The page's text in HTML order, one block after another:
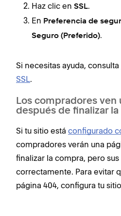
Haz clic en SSL.
En Preferencia de
Seguro (Preferido).
Si necesitas ayuda, consulta
SSL.
Los compradores ven
después de finalizar
Si tu sitio está configurado
compradores verán una
finalizar la compra, pero
correctamente. Para evitar
página 404, configura tu